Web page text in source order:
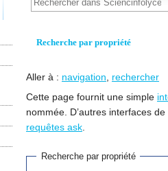
Recherche par propriété
Aller à : navigation
rechercher
Cette page fournit une simple
nommée. D’autres interfaces
requêtes ask
Recherche par propriété